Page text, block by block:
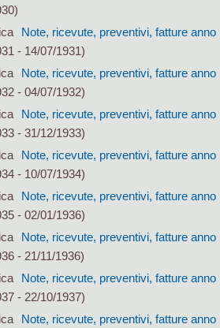
Note, ricevute, preventivi, fatture anno
- 14/07/1931)
Note, ricevute, preventivi, fatture anno
- 04/07/1932)
Note, ricevute, preventivi, fatture anno
- 31/12/1933)
Note, ricevute, preventivi, fatture anno
- 10/07/1934)
Note, ricevute, preventivi, fatture anno
- 02/01/1936)
Note, ricevute, preventivi, fatture anno
- 21/11/1936)
Note, ricevute, preventivi, fatture anno
- 22/10/1937)
Note, ricevute, preventivi, fatture anno